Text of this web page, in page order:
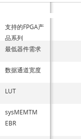
支持的FPGA产
品系列
最低器件需求
数据通道宽度
LUT
sysMEMTM
EBR